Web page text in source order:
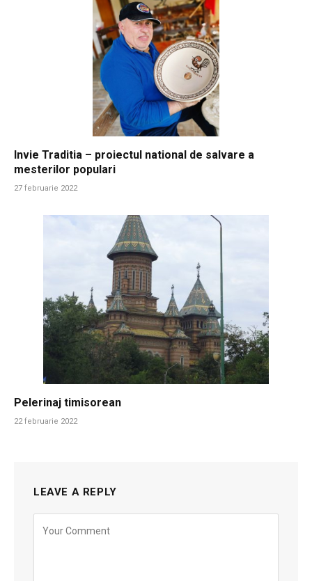
Invie Traditia – proiectul national de salvare a
mesterilor populari
27 februarie 2022
Pelerinaj timisorean
22 februarie 2022
LEAVE A REPLY